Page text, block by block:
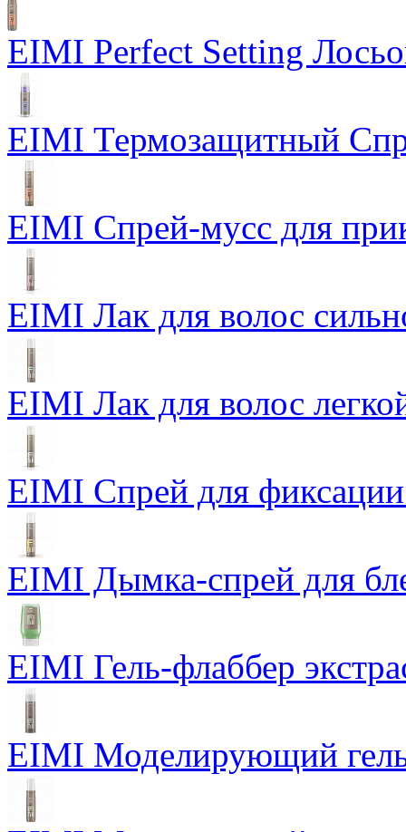
EIMI Perfect Setting
EIMI Термозащитный
EIMI Спрей-мусс для
EIMI Лак для волос
EIMI Лак для волос
EIMI Спрей для
EIMI Дымка-спрей для
EIMI Гель-флаббер
EIMI Моделирующий